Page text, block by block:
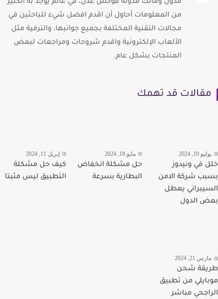
مدون ومالك مدونة فوكس عدن، في عالم يوجد به الكثير
من المعلومات أحاول أن اقدم افضل شيء للباحثين في
مجالات التقنية المختلفة بجميع جوانبها، والترفية مثل
الألعاب الإلكترونية واقدم شروحات ومراجعات لبعض
المنتجات بشكل عام.
قد تهمك
19, 2024
في ونيدوز
شركة الامن
يعطل
الدول
مايو 18, 2024
حل مشكلة انخفاض
البطارية بسرعة
إبريل 11, 2024
كيف حل مشكلة
التطبيق ليس مثبتا
21, 2024
شحن
من تطبيق
مباشر